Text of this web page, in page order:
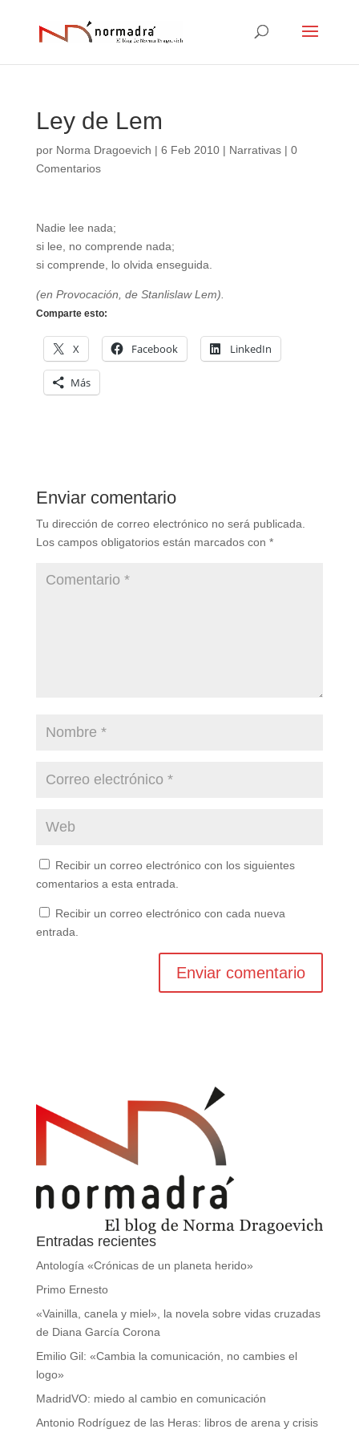
Ley de Lem
por Norma Dragoevich | 6 Feb 2010| Narrativas| 0
Comentarios
Nadie lee nada;
si lee, no comprende nada;
si comprende, lo olvida enseguida.
(en Provocación, de Stanlislaw Lem).
Comparte esto:
X Facebook LinkedIn
Más
Enviar comentario
Tu dirección de correo electrónico no será publicada.
Los campos obligatorios están marcados con *
Recibir un correo electrónico con los siguientes
comentarios a esta entrada.
Recibir un correo electrónico con cada nueva
entrada.
Entradas recientes
Antología «Crónicas de un planeta herido»
Primo Ernesto
«Vainilla, canela y miel», la novela sobre vidas cruzadas
de Diana García Corona
Emilio Gil: «Cambia la comunicación, no cambies el
logo»
MadridVO: miedo al cambio en comunicación
Antonio Rodríguez de las Heras: libros de arena y crisis